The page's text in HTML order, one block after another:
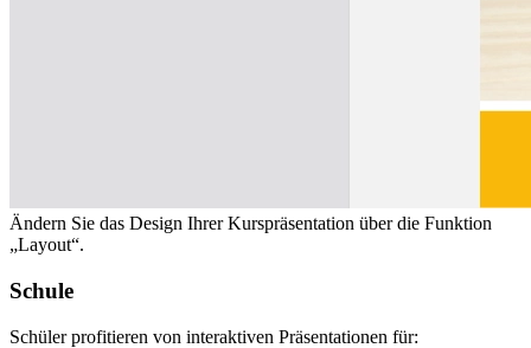
Ändern Sie das Design Ihrer Kurspräsentation über die Funktion
„Layout“.
Schule
Schüler profitieren von interaktiven Präsentationen für: